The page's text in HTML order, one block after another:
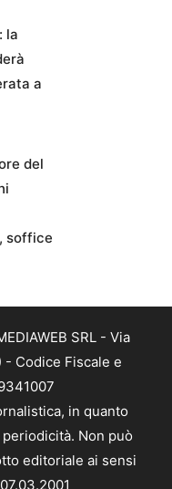
la
a
del
soffice
SRL - Via
- Codice Fiscale e
in quanto
Non può
editoriale ai sensi